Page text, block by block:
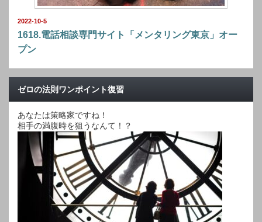
2022-10-5
1618.電話相談専門サイト「メンタリング東京」オー
プン
ゼロの法則ワンポイント復習
あなたは策略家ですね！
相手の満腹時を狙うなんて！？